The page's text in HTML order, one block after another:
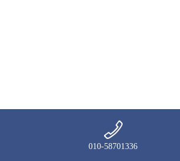
010-58701336